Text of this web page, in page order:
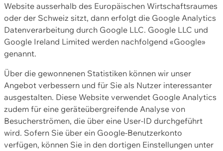
Website ausserhalb des Europäischen Wirtschaftsraumes
oder der Schweiz sitzt, dann erfolgt die Google Analytics
Datenverarbeitung durch Google LLC. Google LLC und
Google Ireland Limited werden nachfolgend «Google»
genannt.
Über die gewonnenen Statistiken können wir unser
Angebot verbessern und für Sie als Nutzer interessanter
ausgestalten. Diese Website verwendet Google Analytics
zudem für eine geräteübergreifende Analyse von
Besucherströmen, die über eine User-ID durchgeführt
wird. Sofern Sie über ein Google-Benutzerkonto
verfügen, können Sie in den dortigen Einstellungen unter